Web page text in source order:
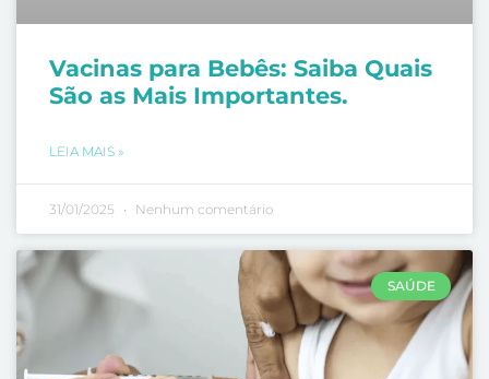
Vacinas para Bebês: Saiba Quais
São as Mais Importantes.
LEIA MAIS »
31/01/2025 Nenhum comentário
SAÚDE